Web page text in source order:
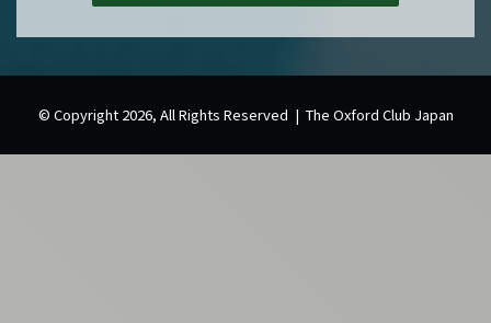
© Copyright 2026, All Rights Reserved | The Oxford Club Japan